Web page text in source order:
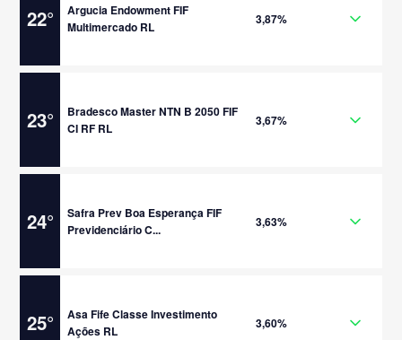
22°
Argucia Endowment FIF
Multimercado RL
3,87%
23°
Bradesco Master NTN B 2050 FIF
CI RF RL
3,67%
24°
Safra Prev Boa Esperança FIF
Previdenciário C...
3,63%
25°
Asa Fife Classe Investimento
Ações RL
3,60%